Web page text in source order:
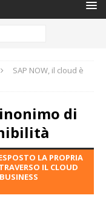
SAP NOW, il cloud è
di
LA PROPRIA
IL CLOUD